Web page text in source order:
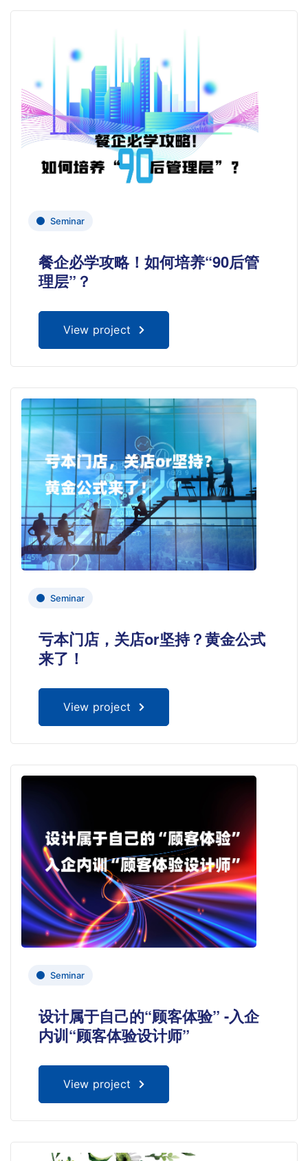
Seminar
餐企必学攻略！如何培养“90后管
理层”？
View project
Seminar
亏本门店，关店or坚持？黄金公式
来了！
View project
Seminar
设计属于自己的“顾客体验” -入企
内训“顾客体验设计师”
View project